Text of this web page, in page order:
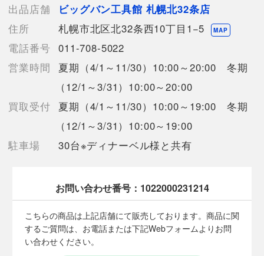
の反映が間に合わず欠品となってしまう場合がございます。
売切れの場合は、ご購入をキャンセルさせていただく場合がござ
います。】
【備考/コメント】
使用にともなう若干のキズ、汚れはございますが、大きなダメー
ジは無い状態です。
中古品のため傷、汚れが御座います。
実際の作業手順に沿った動作確認は環境がない為、行っておりま
せんのでご了承下さい。
こちらの商品はお客様から買取させていただいた商品であり、
人の手を経た商品です。
■弊社からは、ご落札やご購入いただいた全てのお客様に評価を
行なっております。
評価ご不要のお客様は、ご落札・ご購入をお控えください。
出品店舗
ビッグバン工具館 札幌北32条店
住所
札幌市北区北32条西10丁目1−5 MAP
電話番号 011-708-5022
営業時間
夏期（4/1～11/30）10:00～20:00 冬期
（12/1～3/31）10:00～20:00
買取受付
夏期（4/1～11/30）10:00～19:00 冬期
（12/1～3/31）10:00～19:00
駐車場
30台※ディナーベル様と共有
お問い合わせ番号： 1022000231214
こちらの商品は上記店舗にて販売しております。商品に関
するご質問は、お電話または下記Webフォームよりお問
い合わせください。